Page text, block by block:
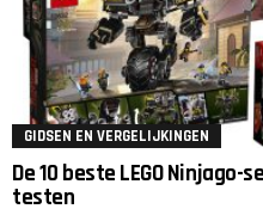
GIDSEN EN VERGELIJKINGEN
De 10 beste LEGO
testen